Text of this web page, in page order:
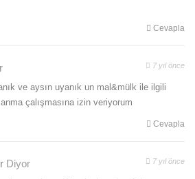
Cevapla
7 yıl önce
ve aysın uyanık un mal&mülk ile ilgili
çalışmasına izin veriyorum
Cevapla
Diyor 7 yıl önce